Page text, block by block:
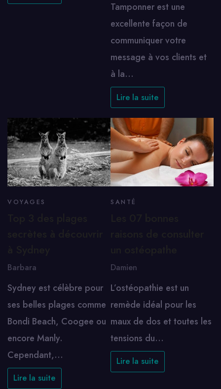
Tamponner est une
excellente façon de
communiquer votre
message à vos clients et
à la…
Lire la suite
VOYAGES
Barbara
Sydney est célèbre pour
ses belles plages comme
Bondi Beach, Coogee ou
encore Manly.
Cependant,…
Lire la suite
SANTÉ
Damien
L’ostéopathie est un
remède idéal pour les
maux de dos et toutes les
tensions du…
Lire la suite